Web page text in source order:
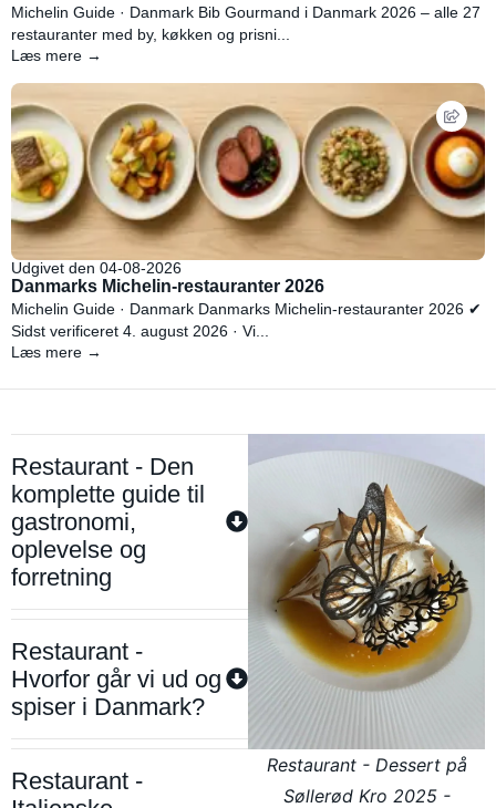
Michelin Guide · Danmark Bib Gourmand i Danmark 2026 – alle 27
restauranter med by, køkken og prisni...
Læs mere →
Udgivet den 04-08-2026
Danmarks Michelin-restauranter 2026
Michelin Guide · Danmark Danmarks Michelin-restauranter 2026 ✔
Sidst verificeret 4. august 2026 · Vi...
Læs mere →
Restaurant - Den
komplette guide til
gastronomi,
oplevelse og
forretning
Restaurant -
Hvorfor går vi ud og
spiser i Danmark?
Restaurant -
Restaurant - Dessert på
Søllerød Kro 2025 -